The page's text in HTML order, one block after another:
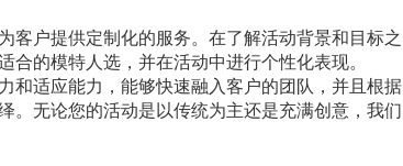
客户提供定制化的服务。在了解活动背景和目标之
合的模特人选，并在活动中进行个性化表现。
和适应能力，能够快速融入客户的团队，并且根据
。无论您的活动是以传统为主还是充满创意，我们